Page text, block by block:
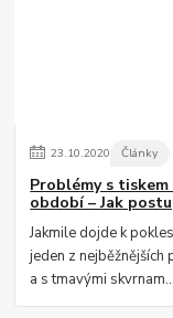
23.10.2020 Články
Problémy s
období – Jak
Jakmile dojde k
jeden z
a s tmavými